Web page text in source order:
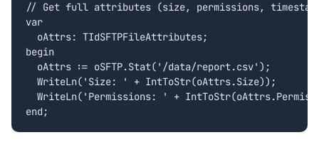
// Get full attributes (size, permissions,
var
  oAttrs: TIdSFTPFileAttributes;
begin
  oAttrs := oSFTP.Stat('/data/report.csv');
  WriteLn('Size: ' + IntToStr(oAttrs.Size));
WriteLn('Permissions: ' +
end;